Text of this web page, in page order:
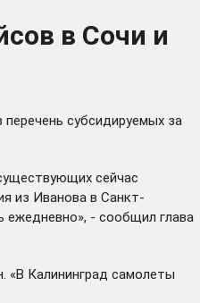
в Сочи и
субсидируемых за
сейчас
из Иванова в Санкт-
ежедневно», - сообщил глава
«В Калининград самолеты